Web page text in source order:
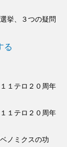
挙、３つの疑問
る
ノミクスの功
１テロ２０周年
１テロ２０周年